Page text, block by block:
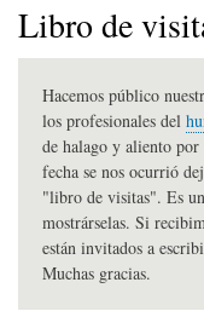
Libro de
Hacemos público
los profesionales del
de halago y aliento
fecha se nos ocurrió
"libro de visitas". Es
mostrárselas. Si
están invitados a
Muchas gracias.